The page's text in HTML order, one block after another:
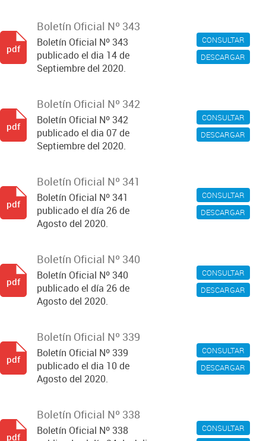
CONSULTAR
DESCARGAR
Boletín Oficial Nº 343
Boletín Oficial Nº 343
publicado el dia 14 de
Septiembre del 2020.
pdf
CONSULTAR
DESCARGAR
Boletín Oficial Nº 342
Boletín Oficial Nº 342
publicado el dia 07 de
Septiembre del 2020.
pdf
CONSULTAR
DESCARGAR
Boletín Oficial Nº 341
Boletín Oficial Nº 341
publicado el día 26 de
Agosto del 2020.
pdf
CONSULTAR
DESCARGAR
Boletín Oficial Nº 340
Boletín Oficial Nº 340
publicado el día 26 de
Agosto del 2020.
pdf
CONSULTAR
DESCARGAR
Boletín Oficial Nº 339
Boletín Oficial Nº 339
publicado el dia 10 de
Agosto del 2020.
pdf
CONSULTAR
Boletín Oficial Nº 338
Boletín Oficial Nº 338
pdf